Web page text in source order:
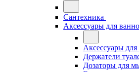
Сантехника
Аксессуары для
Аксессуары
Держатели
Дозаторы для